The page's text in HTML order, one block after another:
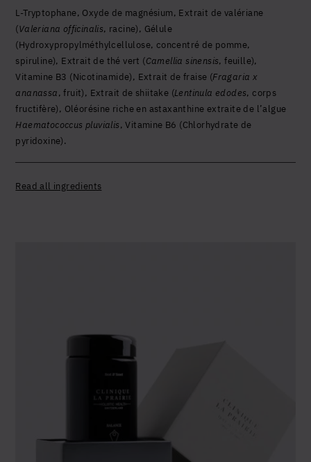
L-Tryptophane, Oxyde de magnésium, Extrait de valériane
(Valeriana officinalis, racine), Gélule
(Hydroxypropylméthylcellulose, concentré de pomme,
spiruline), Extrait de thé vert (Camellia sinensis, feuille),
Vitamine B3 (Nicotinamide), Extrait de fraise (Fragaria x
ananassa, fruit), Extrait de shiitake (Lentinula edodes, corps
fructifère), Oléorésine riche en astaxanthine extraite de l’algue
Haematococcus pluvialis, Vitamine B6 (Chlorhydrate de
pyridoxine).
En savoir plus sur le L-Tryptophane :
Read all ingredients
Return to Shop